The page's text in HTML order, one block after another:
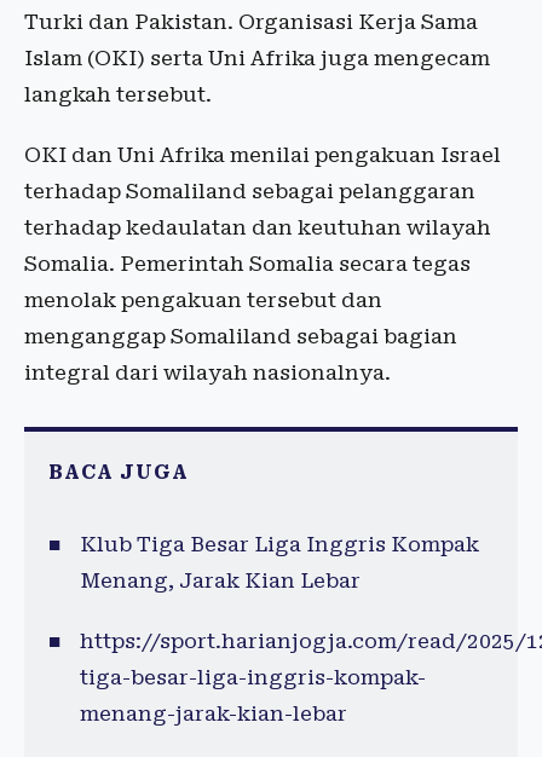
Turki dan Pakistan. Organisasi Kerja Sama
Islam (OKI) serta Uni Afrika juga mengecam
langkah tersebut.
OKI dan Uni Afrika menilai pengakuan Israel
terhadap Somaliland sebagai pelanggaran
terhadap kedaulatan dan keutuhan wilayah
Somalia. Pemerintah Somalia secara tegas
menolak pengakuan tersebut dan
menganggap Somaliland sebagai bagian
integral dari wilayah nasionalnya.
BACA JUGA
Klub Tiga Besar Liga Inggris Kompak
Menang, Jarak Kian Lebar
https://sport.harianjogja.com/read/2025/
tiga-besar-liga-inggris-kompak-
menang-jarak-kian-lebar